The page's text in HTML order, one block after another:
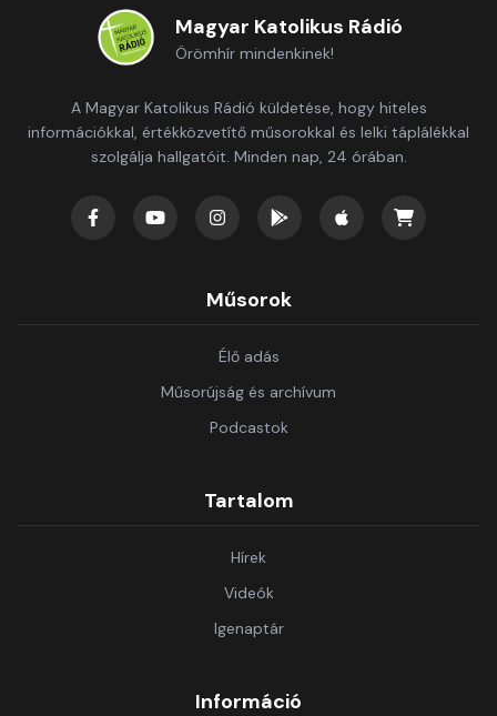
Magyar Katolikus Rádió
Örömhír mindenkinek!
A Magyar Katolikus Rádió küldetése, hogy hiteles
információkkal, értékközvetítő műsorokkal és lelki táplálékkal
szolgálja hallgatóit. Minden nap, 24 órában.
Műsorok
Élő adás
Műsorújság és archívum
Podcastok
Tartalom
Hírek
Videók
Igenaptár
Információ